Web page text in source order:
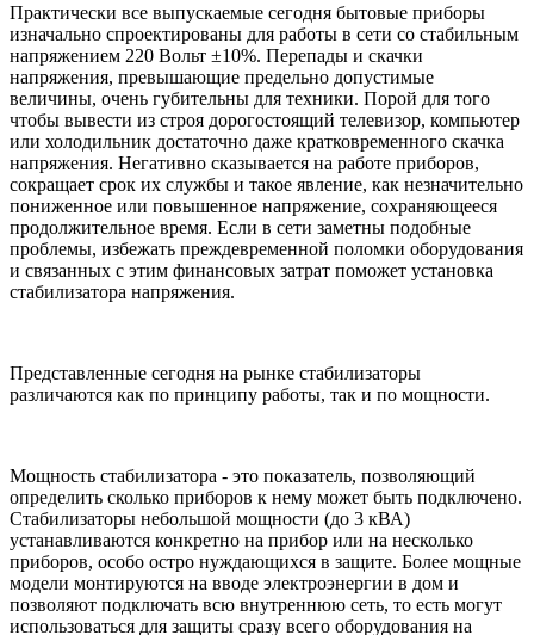
Практически все выпускаемые сегодня бытовые приборы
изначально спроектированы для работы в сети со стабильным
напряжением 220 Вольт ±10%. Перепады и скачки
напряжения, превышающие предельно допустимые
величины, очень губительны для техники. Порой для того
чтобы вывести из строя дорогостоящий телевизор, компьютер
или холодильник достаточно даже кратковременного скачка
напряжения. Негативно сказывается на работе приборов,
сокращает срок их службы и такое явление, как незначительно
пониженное или повышенное напряжение, сохраняющееся
продолжительное время. Если в сети заметны подобные
проблемы, избежать преждевременной поломки оборудования
и связанных с этим финансовых затрат поможет установка
стабилизатора напряжения.
Представленные сегодня на рынке стабилизаторы
различаются как по принципу работы, так и по мощности.
Мощность стабилизатора - это показатель, позволяющий
определить сколько приборов к нему может быть подключено.
Стабилизаторы небольшой мощности (до 3 кВА)
устанавливаются конкретно на прибор или на несколько
приборов, особо остро нуждающихся в защите. Более мощные
модели монтируются на вводе электроэнергии в дом и
позволяют подключать всю внутреннюю сеть, то есть могут
использоваться для защиты сразу всего оборудования на